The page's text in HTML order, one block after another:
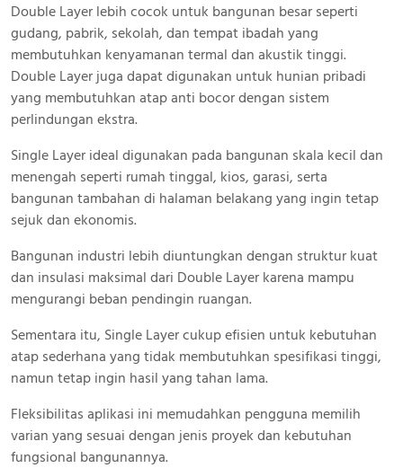
Double Layer lebih cocok untuk bangunan besar seperti
gudang, pabrik, sekolah, dan tempat ibadah yang
membutuhkan kenyamanan termal dan akustik tinggi.
Double Layer juga dapat digunakan untuk hunian pribadi
yang membutuhkan atap anti bocor dengan sistem
perlindungan ekstra.
Single Layer ideal digunakan pada bangunan skala kecil dan
menengah seperti rumah tinggal, kios, garasi, serta
bangunan tambahan di halaman belakang yang ingin tetap
sejuk dan ekonomis.
Bangunan industri lebih diuntungkan dengan struktur kuat
dan insulasi maksimal dari Double Layer karena mampu
mengurangi beban pendingin ruangan.
Sementara itu, Single Layer cukup efisien untuk kebutuhan
atap sederhana yang tidak membutuhkan spesifikasi tinggi,
namun tetap ingin hasil yang tahan lama.
Fleksibilitas aplikasi ini memudahkan pengguna memilih
varian yang sesuai dengan jenis proyek dan kebutuhan
fungsional bangunannya.